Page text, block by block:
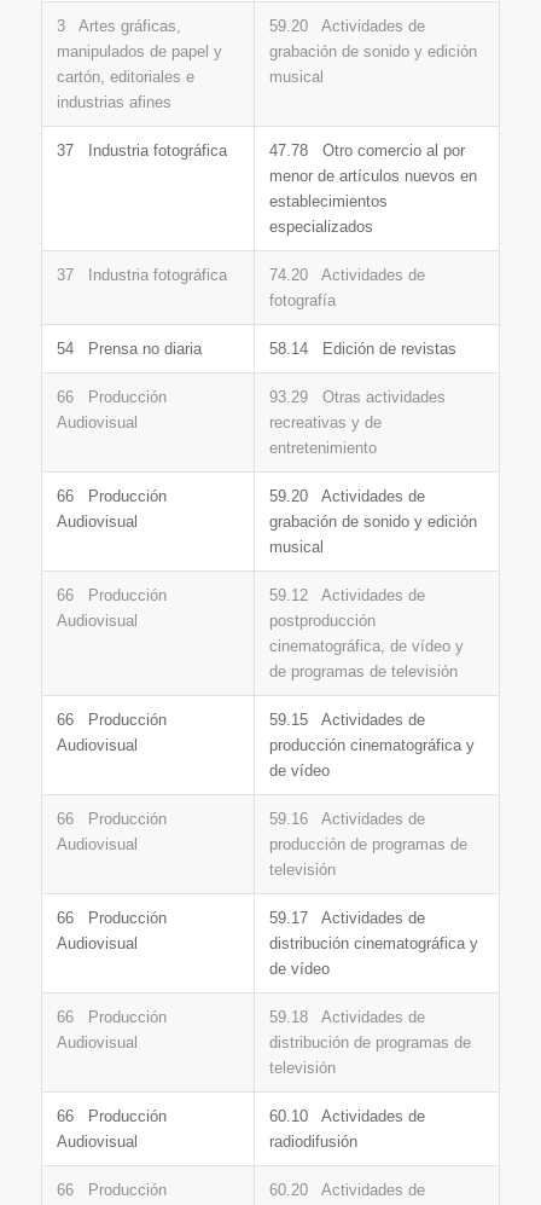
3 Artes gráficas,
manipulados de papel y
cartón, editoriales e
industrias afines
59.20 Actividades de
grabación de sonido y edición
musical
37 Industria fotográfica
47.78 Otro comercio al por
menor de artículos nuevos en
establecimientos
especializados
37 Industria fotográfica
74.20 Actividades de
fotografía
54 Prensa no diaria 58.14 Edición de revistas
66 Producción
Audiovisual
93.29 Otras actividades
recreativas y de
entretenimiento
66 Producción
Audiovisual
59.20 Actividades de
grabación de sonido y edición
musical
66 Producción
Audiovisual
59.12 Actividades de
postproducción
cinematográfica, de vídeo y
de programas de televisión
66 Producción
Audiovisual
59.15 Actividades de
producción cinematográfica y
de vídeo
66 Producción
Audiovisual
59.16 Actividades de
producción de programas de
televisión
66 Producción
Audiovisual
59.17 Actividades de
distribución cinematográfica y
de vídeo
66 Producción
Audiovisual
59.18 Actividades de
distribución de programas de
televisión
66 Producción
Audiovisual
60.10 Actividades de
radiodifusión
66 Producción
60.20 Actividades de